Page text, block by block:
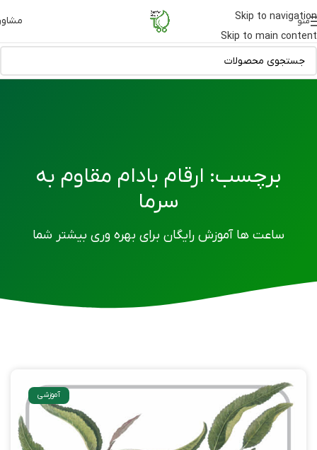
Skip to navigation
Skip to main content
منو
برچسب: ارقام بادام مقاوم به
سرما
ساعت ها آموزش رایگان برای بهره وری بیشتر شما
آموزشی